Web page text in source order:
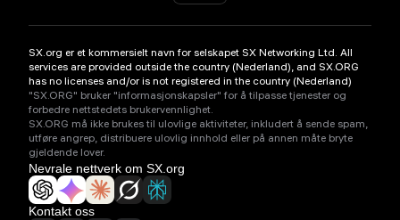
SX.org er et kommersielt navn for selskapet SX Networking Ltd. All
services are provided outside the country (Nederland), and SX.ORG
has no licenses and/or is not registered in the country (Nederland)
"SX.ORG" bruker "informasjonskapsler" for å tilpasse tjenester og
forbedre nettstedets brukervennlighet.
SX.ORG må ikke brukes til ulovlige aktiviteter, inkludert å sende spam,
utføre angrep, distribuere ulovlig innhold eller på annen måte bryte
gjeldende lover.
Nevrale nettverk om SX.org
Kontakt oss